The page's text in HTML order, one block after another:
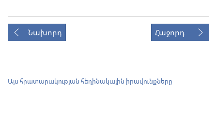
Նախորդ Հաջորդ
Այս հրատարակության հեղինակային իրավունքները